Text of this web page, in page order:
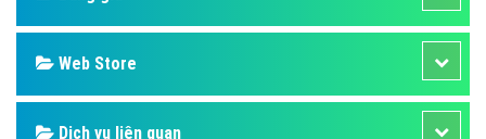
Web Store
Dịch vụ liên quan